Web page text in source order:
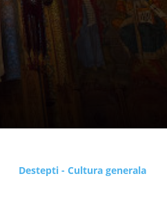
Destepti - Cultura generala